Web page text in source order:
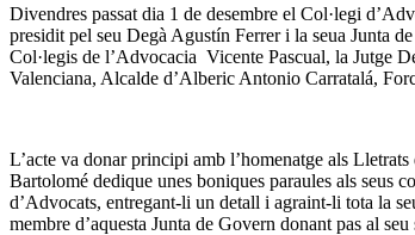
Divendres passat dia 1 de desembre el Col·legi
presidit pel seu Degà Agustín Ferrer i la seua Junta
Col·legis de l’Advocacia Vicente Pascual, la Jutge
Valenciana, Alcalde d’Alberic Antonio Carratalá,
L’acte va donar principi amb l’homenatge als
Bartolomé dedique unes boniques paraules als seus
d’Advocats, entregant-li un detall i agraint-li tota la
membre d’aquesta Junta de Govern donant pas al